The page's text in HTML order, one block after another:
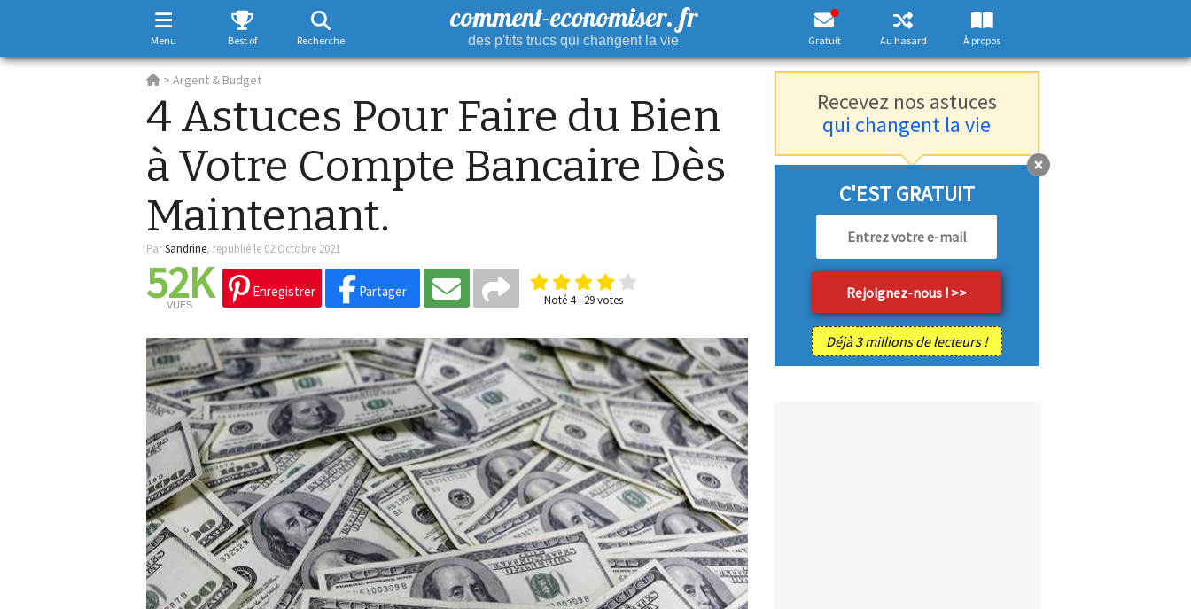
Menu Best of Recherche
comment-economiser. fr
des p'tits trucs qui changent la vie Gratuit Au hasard À propos
> Argent & Budget
4 Astuces Pour Faire du Bien
à Votre Compte Bancaire Dès
Maintenant.
ParSandrine, republié le 02 Octobre 2021
52K
VUES
Enregistrer Partager
Noté4- 29 votes
Recevez nos astuces
qui changent la vie
C'EST GRATUIT
Déjà 3 millions de lecteurs !